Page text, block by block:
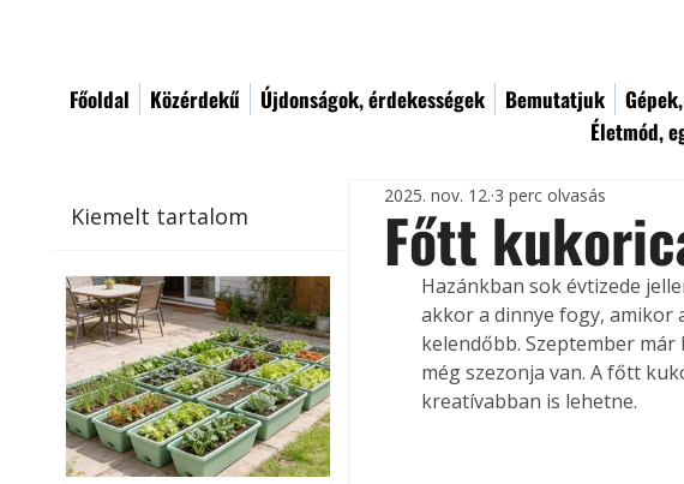
Főoldal Közérdekű Újdonságok, érdekességek Bemutatjuk
Életmód,
Kiemelt tartalom Főtt
2025. nov. 12. 3 perc olvasás
Hazánkban sok évtizede
akkor a dinnye fogy, amikor
kelendőbb. Szeptember
még szezonja van. A főtt
kreatívabban is lehetne.